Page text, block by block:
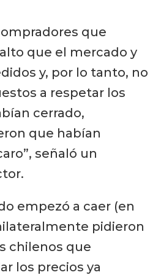
que
que el mercado y
y, por lo tanto, no
a respetar los
cerrado,
que habían
señaló un
empezó a caer (en
pidieron
chilenos que
los precios ya